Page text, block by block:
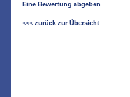
Eine Bewertung abgeben
<<< zurück zur Übersicht